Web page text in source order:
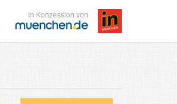
in Konzession von